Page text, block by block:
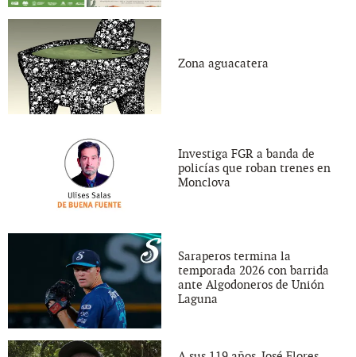
Zona aguacatera
Investiga FGR a banda de
policías que roban trenes en
Monclova
Saraperos termina la
temporada 2026 con barrida
ante Algodoneros de Unión
Laguna